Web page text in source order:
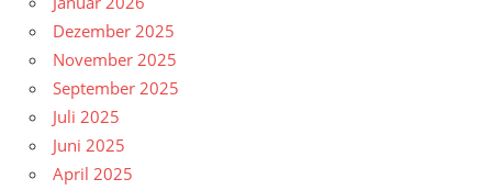
Dezember 2025
November 2025
September 2025
Juli 2025
Juni 2025
April 2025